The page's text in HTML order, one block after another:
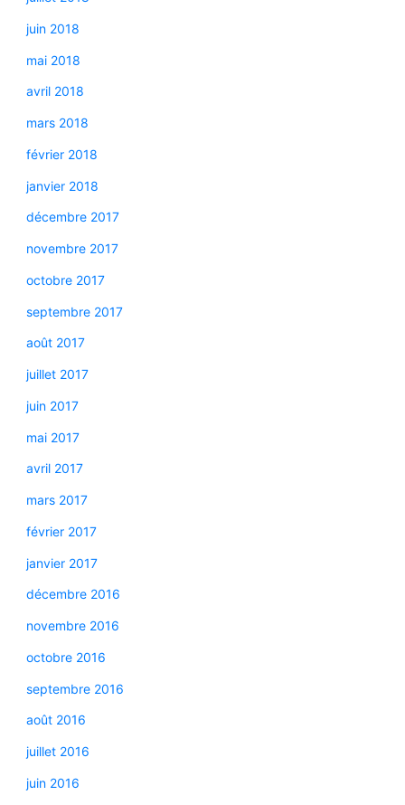
juin 2018
mai 2018
avril 2018
mars 2018
février 2018
janvier 2018
décembre 2017
novembre 2017
octobre 2017
septembre 2017
août 2017
juillet 2017
juin 2017
mai 2017
avril 2017
mars 2017
février 2017
janvier 2017
décembre 2016
novembre 2016
octobre 2016
septembre 2016
août 2016
juillet 2016
juin 2016